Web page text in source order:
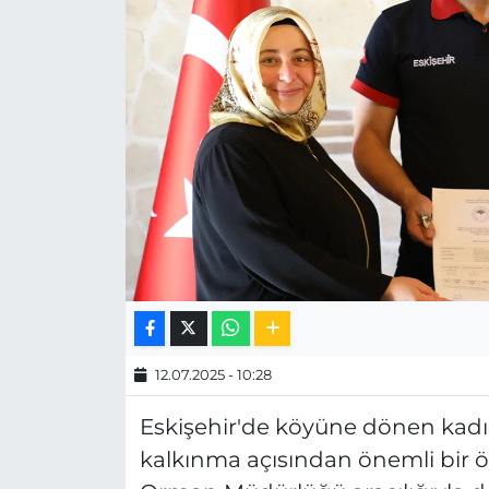
12.07.2025 - 10:28
Eskişehir'de köyüne dönen
kalkınma açısından önemli bir
ESKİŞEHİRSPOR